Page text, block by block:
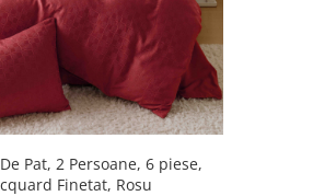
Pat, 2 Persoane, 6 piese,
Finetat, Rosu